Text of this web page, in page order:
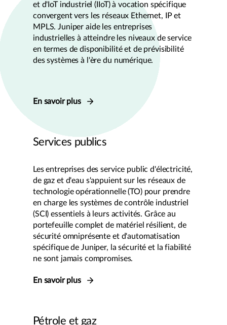
et d'IoT industriel (IIoT) à vocation spécifique
convergent vers les réseaux Ethernet, IP et
MPLS. Juniper aide les entreprises
industrielles à atteindre les niveaux de service
en termes de disponibilité et de prévisibilité
des systèmes à l'ère du numérique.
En savoir plus
Services publics
Les entreprises des service public d'électricité,
de gaz et d'eau s'appuient sur les réseaux de
technologie opérationnelle (TO) pour prendre
en charge les systèmes de contrôle industriel
(SCI) essentiels à leurs activités. Grâce au
portefeuille complet de matériel résilient, de
sécurité omniprésente et d'automatisation
spécifique de Juniper, la sécurité et la fiabilité
ne sont jamais compromises.
En savoir plus
Pétrole et gaz